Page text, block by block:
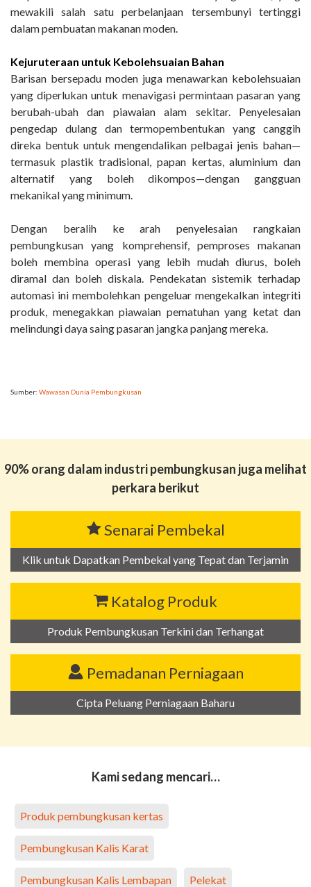
mewakili salah satu perbelanjaan tersembunyi tertinggi
dalam pembuatan makanan moden.
Kejuruteraan untuk Kebolehsuaian Bahan
Barisan bersepadu moden juga menawarkan kebolehsuaian
yang diperlukan untuk menavigasi permintaan pasaran yang
berubah-ubah dan piawaian alam sekitar. Penyelesaian
pengedap dulang dan termopembentukan yang canggih
direka bentuk untuk mengendalikan pelbagai jenis bahan—
termasuk plastik tradisional, papan kertas, aluminium dan
alternatif yang boleh dikompos—dengan gangguan
mekanikal yang minimum.
Dengan beralih ke arah penyelesaian rangkaian
pembungkusan yang komprehensif, pemproses makanan
boleh membina operasi yang lebih mudah diurus, boleh
diramal dan boleh diskala. Pendekatan sistemik terhadap
automasi ini membolehkan pengeluar mengekalkan integriti
produk, menegakkan piawaian pematuhan yang ketat dan
melindungi daya saing pasaran jangka panjang mereka.
Sumber: Wawasan Dunia Pembungkusan
90% orang dalam industri pembungkusan juga melihat
perkara berikut
Senarai Pembekal
Klik untuk Dapatkan Pembekal yang Tepat dan Terjamin
Katalog Produk
Produk Pembungkusan Terkini dan Terhangat
Pemadanan Perniagaan
Cipta Peluang Perniagaan Baharu
Kami sedang mencari…
Produk pembungkusan kertas
Pembungkusan Kalis Karat
Pembungkusan Kalis Lembapan Pelekat